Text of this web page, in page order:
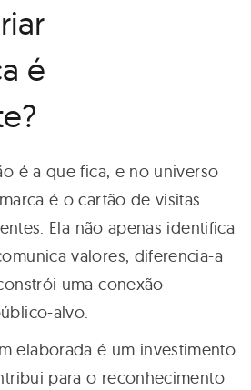
é
é a que fica, e no universo
é o cartão de visitas
Ela não apenas identifica
valores, diferencia-a
uma conexão
alvo.
elaborada é um investimento
para o reconhecimento